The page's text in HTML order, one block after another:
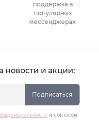
поддержка в
популярных
мессенджерах.
новости и акции:
Подписаться
и согласен